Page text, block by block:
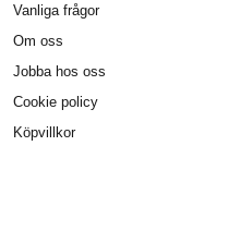
Vanliga frågor
Om oss
Jobba hos oss
Cookie policy
Köpvillkor